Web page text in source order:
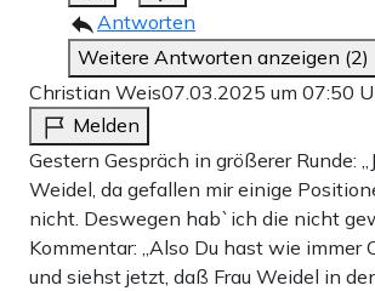
Antworten
Weitere Antworten anzeigen (2)
Christian Weis07.03.2025 um 07:50
Melden
Gestern Gespräch in größerer Runde:
Weidel, da gefallen mir einige
nicht. Deswegen hab`ich die nicht
Kommentar: „Also Du hast wie immer
und siehst jetzt, daß Frau Weidel in